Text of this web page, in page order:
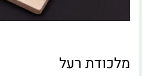
מלכודת רעל